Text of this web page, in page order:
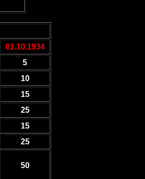
01.10.1934
5
10
15
25
15
25
50